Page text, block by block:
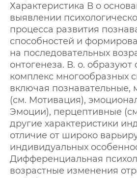
Характеристика В о
выявлении
процесса развития
способностей и
на последовательных
онтогенеза. В. о.
комплекс многообразных
включая познавательные,
(см. Мотивация),
Эмоции), перцептивные
другие характеристики
отличие от широко
индивидуальных
Дифференциальная
возрастные изменения